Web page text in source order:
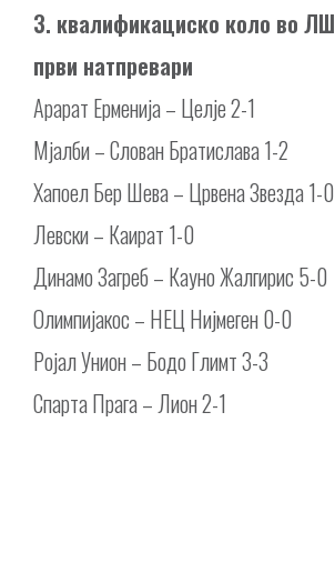
3. квалификациско коло во ЛШ
први натпревари
Арарат Ерменија – Целје 2-1
Мјалби – Слован Братислава 1-2
Хапоел Бер Шева – Црвена Звезда 1-0
Левски – Каират 1-0
Динамо Загреб – Кауно Жалгирис 5-0
Олимпијакос – НЕЦ Нијмеген 0-0
Ројал Унион – Бодо Глимт 3-3
Спарта Прага – Лион 2-1